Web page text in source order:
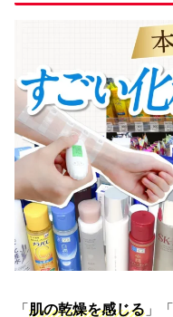
「 肌の乾燥を感じる 」「